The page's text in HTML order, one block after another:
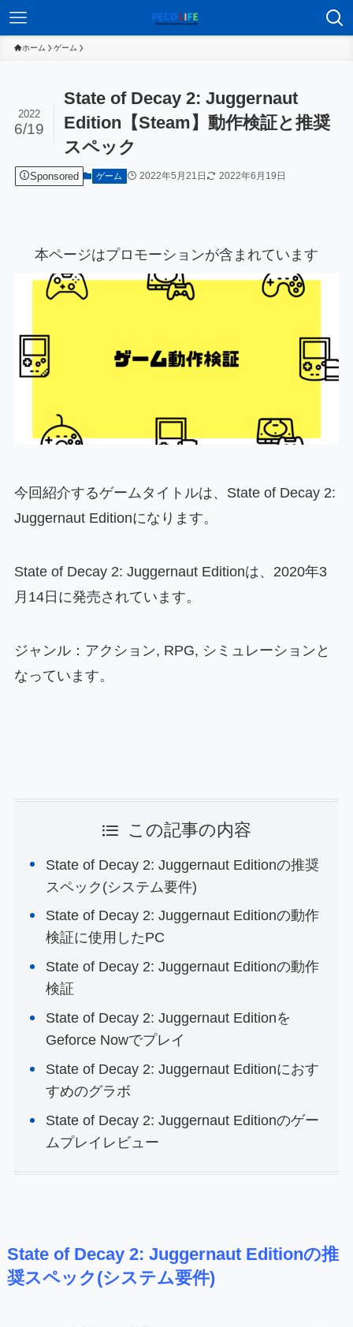
ホーム ゲーム
State of Decay 2: Juggernaut
Edition【Steam】動作検証と推奨
スペック
2022
6/19
Sponsored ゲーム 2022年5月21日 2022年6月19日
本ページはプロモーションが含まれています
今回紹介するゲームタイトルは、State of Decay 2:
Juggernaut Editionになります。
State of Decay 2: Juggernaut Editionは、2020年3
月14日に発売されています。
ジャンル：アクション, RPG, シミュレーションと
なっています。
この記事の内容
State of Decay 2: Juggernaut Editionの推奨
スペック(システム要件)
State of Decay 2: Juggernaut Editionの動作
検証に使用したPC
State of Decay 2: Juggernaut Editionの動作
検証
State of Decay 2: Juggernaut Editionを
Geforce Nowでプレイ
State of Decay 2: Juggernaut Editionにおす
すめのグラボ
State of Decay 2: Juggernaut Editionのゲー
ムプレイレビュー
State of Decay 2: Juggernaut Editionの推
奨スペック(システム要件)